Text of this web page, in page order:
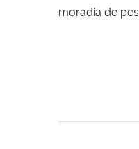
moradia de